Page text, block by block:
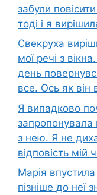
забули
тоді і я
Свекруха
мої речі з
день
все. Ось як він
Я випадково
запропонувала
з нею. Я не
відповість мій
Марія
пізніше до неї